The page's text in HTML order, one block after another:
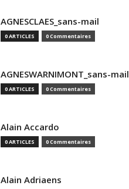
AGNESCLAES_sans-mail
0 ARTICLES 0 Commentaires
AGNESWARNIMONT_sans-mail
0 ARTICLES 0 Commentaires
Alain Accardo
0 ARTICLES 0 Commentaires
Alain Adriaens